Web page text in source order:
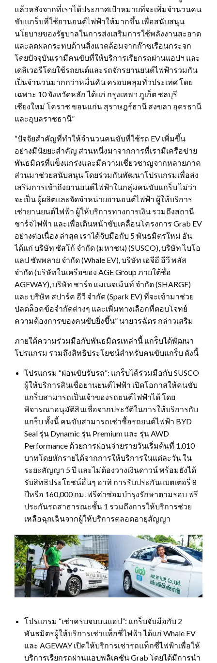
แล้วหลังจากที่เราได้ประกาศเป้าหมายที่จะเพิ่มจำนวนคน
ขับแกร็บที่ใช้ยานยนต์ไฟฟ้าให้มากขึ้น เพื่อสนับสนุน
นโยบายของรัฐบาลในการส่งเสริมการใช้พลังงานสะอาด
และลดผลกระทบด้านสิ่งแวดล้อมจากก๊าซเรือนกระจก
โดยปัจจุบันเรามีคนขับที่ให้บริการเรียกรถผ่านแอปฯ และ
เดลิเวอรีโดยใช้รถยนต์และรถจักรยานยนต์ไฟฟ้ารวมกัน
เป็นจำนวนมากกว่าหมื่นคัน ครอบคลุมทั่วประเทศ โดย
เฉพาะ 10 จังหวัดหลัก ได้แก่ กรุงเทพฯ ภูเก็ต ชลบุรี
เชียงใหม่ โคราช ขอนแก่น สุราษฎร์ธานี สงขลา อุดรธานี
และอุบลราชธานี”
“ปัจจัยสำคัญที่ทำให้จำนวนคนขับที่ใช้รถ EV เพิ่มขึ้น
อย่างมีนัยยะสำคัญ ส่วนหนึ่งมาจากการที่เรามีเครือข่าย
พันธมิตรที่แข็งแกร่งและมีความเชี่ยวชาญจากหลายภาค
ส่วนมาช่วยสนับสนุน โดยร่วมกันพัฒนาโปรแกรมเพื่อส่ง
เสริมการเข้าถึงยานยนต์ไฟฟ้าในกลุ่มคนขับแกร็บ ไม่ว่า
จะเป็น ผู้ผลิตและจัดจำหน่ายยานยนต์ไฟฟ้า ผู้ให้บริการ
เช่ายานยนต์ไฟฟ้า ผู้ให้บริการทางการเงิน รวมถึงสถานี
ชาร์จไฟฟ้า และเพื่อเดินหน้าขับเคลื่อนโครงการ Grab EV
อย่างต่อเนื่อง ล่าสุด เราได้จับมือกับ 5 พันธมิตรใหม่ อัน
ได้แก่ บริษัท ซัสโก้ จำกัด (มหาชน) (SUSCO), บริษัท ไบโอ
แลป ซัพพลาย จำกัด (Whale EV), บริษัท เอจีอี อีวี พลัส
จำกัด (บริษัทในเครือของ AGE Group ภายใต้ชื่อ
AGEWAY), บริษัท ชาร์จ แมเนจเม้นท์ จำกัด (SHARGE)
และ บริษัท สปาร์ค อีวี จำกัด (Spark EV) ที่จะเข้ามาช่วย
ปลดล็อคข้อจำกัดต่างๆ และเพิ่มทางเลือกที่ตอบโจทย์
ความต้องการของคนขับยิ่งขึ้น” นายวรฉัตร กล่าวเสริม
ภายใต้ความร่วมมือกับพันธมิตรเหล่านี้ แกร็บได้พัฒนา
โปรแกรม รวมถึงสิทธิประโยชน์สำหรับคนขับแกร็บ ดังนี้
โปรแกรม “ผ่อนขับรับรถ”: แกร็บได้ร่วมมือกับ SUSCO
ผู้ให้บริการสินเชื่อยานยนต์ไฟฟ้า เปิดโอกาสให้คนขับ
แกร็บสามารถเป็นเจ้าของรถยนต์ไฟฟ้าได้ โดย
พิจารณาอนุมัติสินเชื่อจากประวัติในการให้บริการกับ
แกร็บ ทั้งนี้ คนขับสามารถเช่าซื้อรถยนต์ไฟฟ้า BYD
Seal รุ่น Dynamic รุ่น Premium และ รุ่น AWD
Performance ด้วยการผ่อนจ่ายรายวันเริ่มต้นที่ 1,010
บาทโดยหักรายได้จากการให้บริการในแต่ละวัน ใน
ระยะสัญญา 5 ปี และไม่ต้องวางเงินดาวน์ พร้อมยังได้
รับสิทธิประโยชน์อื่นๆ อาทิ การรับประกันแบตเตอรี่ 8
ปีหรือ 160,000 กม. ฟรีค่าซ่อมบำรุงรักษาตามรอบ ฟรี
ประกันรถสาธารณะชั้น 1 รวมถึงการให้บริการช่วย
เหลือฉุกเฉินจากผู้ให้บริการตลอดอายุสัญญา
โปรแกรม “เช่าครบจบบนแอป”: แกร็บจับมือกับ 2
พันธมิตรผู้ให้บริการเช่าแท็กซี่ไฟฟ้า ได้แก่ Whale EV
และ AGEWAY เปิดให้บริการเช่ารถแท็กซี่ไฟฟ้าเพื่อให้
บริการเรียกรถผ่านแอปพลิเคชัน Grab โดยได้มีการนำ